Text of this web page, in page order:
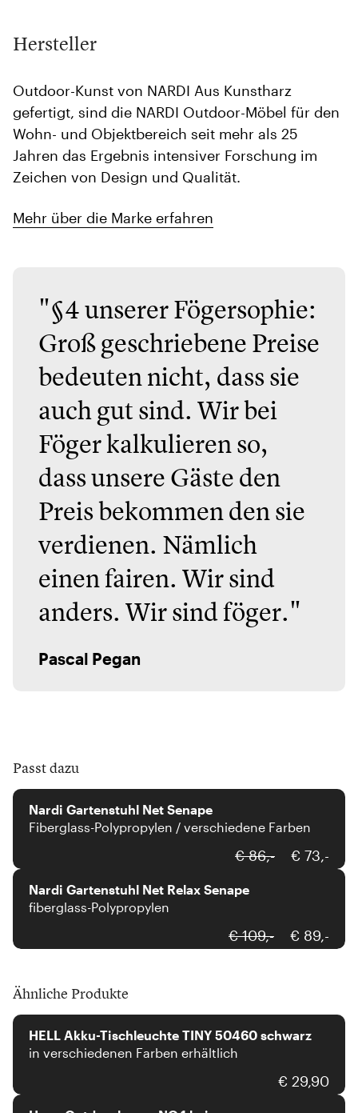
Hersteller
Outdoor-Kunst von NARDI Aus Kunstharz
gefertigt, sind die NARDI Outdoor-Möbel für den
Wohn- und Objektbereich seit mehr als 25
Jahren das Ergebnis intensiver Forschung im
Zeichen von Design und Qualität.
Mehr über die Marke erfahren
"§4 unserer Fögersophie:
Groß geschriebene Preise
bedeuten nicht, dass sie
auch gut sind. Wir bei
Föger kalkulieren so,
dass unsere Gäste den
Preis bekommen den sie
verdienen. Nämlich
einen fairen. Wir sind
anders. Wir sind föger."
Pascal Pegan
Passt dazu
Nardi Gartenstuhl Net Senape
Fiberglass-Polypropylen / verschiedene Farben
€ 86,- € 73,-
Nardi
Nardi Gartenstuhl Net Relax Senape
fiberglass-Polypropylen
€ 109,- € 89,-
Ähnliche Produkte
HELL Akku-Tischleuchte TINY 50460 schwarz
in verschiedenen Farben erhältlich
€ 29,90
Houe